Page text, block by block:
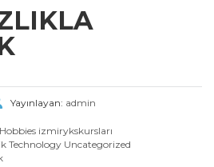
Yayınlayan: admin
Hobbies izmirykskursları
Technology Uncategorized